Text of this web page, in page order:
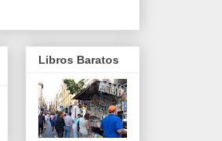
Libros Baratos